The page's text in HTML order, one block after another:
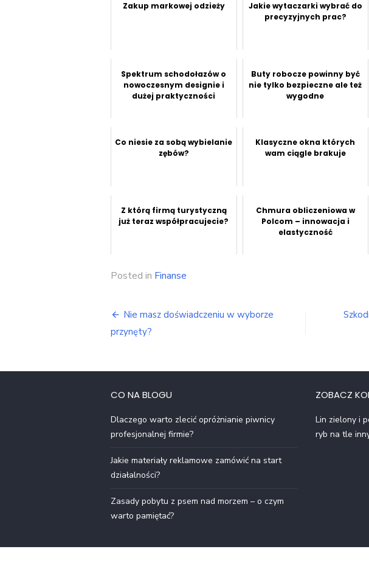
Zakup markowej odzieży
Jakie wytaczarki wybrać do
precyzyjnych prac?
Spektrum schodołazów o
nowoczesnym designie i
dużej praktyczności
Buty robocze powinny być
nie tylko bezpieczne ale też
wygodne
Co niesie za sobą wybielanie
zębów?
Klasyczne okna których
wam ciągle brakuje
Z którą firmą turystyczną
już teraz współpracujecie?
Chmura obliczeniowa w
Polcom – innowacja i
elastyczność
Posted in Finanse
Nawigacja
wpisu
Nie masz doświadczeniu w wyborze
przynęty?
CO NA BLOGU
Dlaczego warto zlecić opróżnianie piwnicy
profesjonalnej firmie?
Jakie materiały reklamowe zamówić na start
działalności?
Zasady pobytu z psem nad morzem – o czym
warto pamiętać?
ZOBACZ
Lin zielony i
ryb na tle